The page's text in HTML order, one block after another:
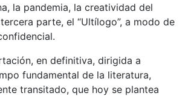
la pandemia, la creatividad del
parte, el “Ultílogo”, a modo de
en definitiva, dirigida a
fundamental de la literatura,
transitado, que hoy se plantea